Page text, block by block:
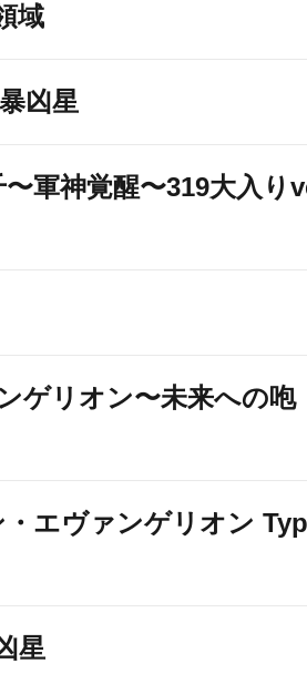
域
凶星
軍神覚醒〜319大入り
ゲリオン〜未来への咆
エヴァンゲリオン
星